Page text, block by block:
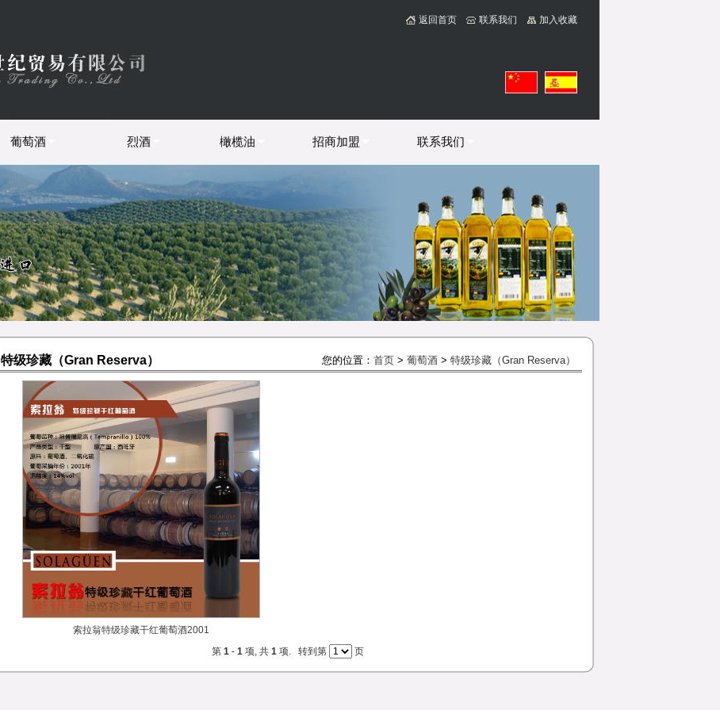
返回首页 联系我们 加入收藏
葡萄酒 烈酒 橄榄油 招商加盟 联系我们
特级珍藏（Gran Reserva） 您的位置： 首页> 葡萄酒> 特级珍藏（Gran Reserva）
索拉翁特级珍藏干红葡萄酒2001
第 1 - 1 项, 共 1 项. 转到第 页